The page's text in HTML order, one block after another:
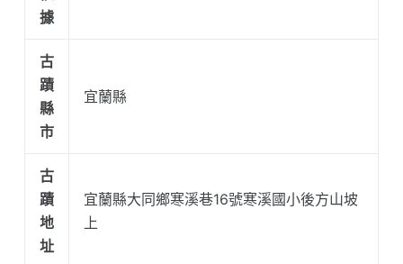
據
古
蹟
縣
市
宜蘭縣
古
蹟
地
址
宜蘭縣大同鄉寒溪巷16號寒溪國小後方山坡
上